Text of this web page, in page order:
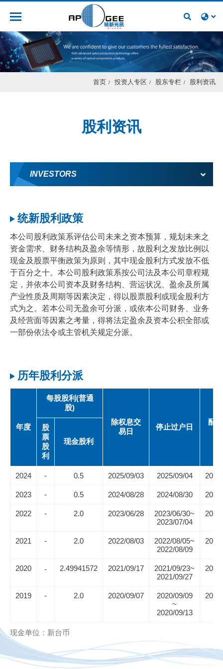
首页 投资人专区 股东专栏 股利资讯
股利资讯
INVESTORS
统新股利政策
本公司股利政策系评估公司未来之资本预算，规划未来之
资金需求、财务结构及盈余等情形，故股利之发放比例以
现金及股票平衡政策为原则，其中现金股利方式发放不低
于百分之十。本公司股利政策系按公司法及本公司章程规
定，并依本公司资本及财务结构、营运状况、盈余及所属
产业性质及周期等因素决定，得以股票股利或现金股利方
式为之。若本公司无盈余可分派，或依本公司财务、业务
及经营面等因素之考量，得将法定盈余及资本公积全部或
一部份依法令或主管机关规定分派。
历年股利分派
年度
每股股利(普通
股)
除权息交
易日
停止过户日
配
股
票
股
利
现金股利
2024 - 0.5 2025/09/03 2025/09/04
2023 - 0.5 2024/08/28 2024/08/30
2022 - 2.0 2023/06/28
2023/06/30~
2023/07/04
2021 - 2.0 2022/08/03
2022/08/05~
2022/08/09
2020 - 2.49941572 2021/09/17
2021/09/23~
2021/09/27
2019 - 2.0 2020/09/07
2020/09/09
~
2020/09/13
现金单位：新台币